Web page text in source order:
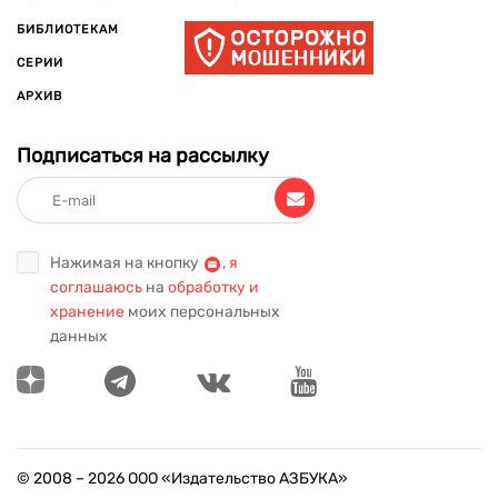
БИБЛИОТЕКАМ
СЕРИИ
АРХИВ
Подписаться на рассылку
Нажимая на кнопку , я
соглашаюсь на обработку и
хранение моих персональных
данных
© 2008 – 2026ООО «Издательство АЗБУКА»